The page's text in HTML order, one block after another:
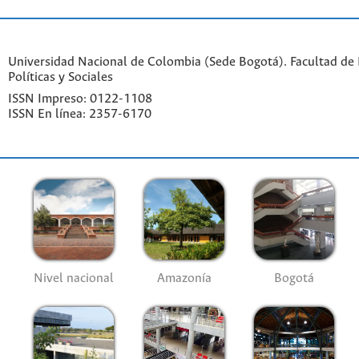
Universidad Nacional de Colombia (Sede Bogotá). Facultad de
Políticas y Sociales
ISSN Impreso: 0122-1108
ISSN En línea: 2357-6170
Nivel nacional Amazonía Bogotá